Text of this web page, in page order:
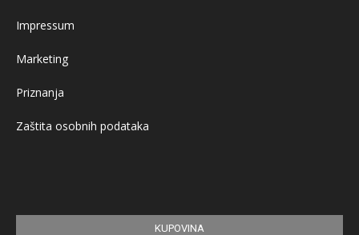
Impressum
Marketing
Priznanja
Zaštita osobnih podataka
KUPOVINA